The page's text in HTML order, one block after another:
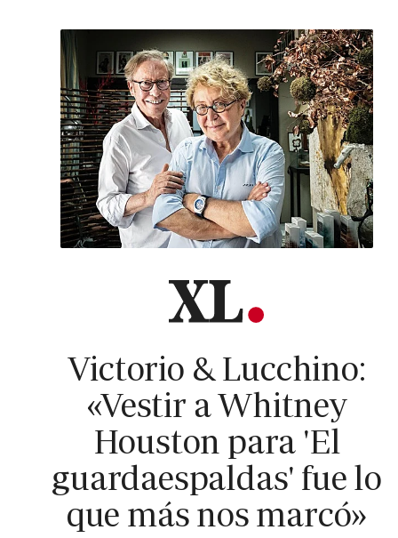
Victorio & Lucchino:
«Vestir a Whitney
Houston para 'El
guardaespaldas' fue lo
que más nos marcó»